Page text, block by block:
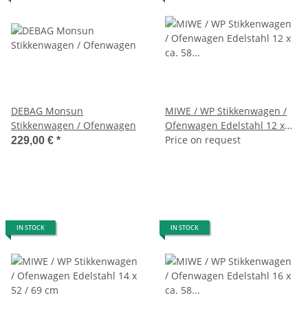
DEBAG Monsun
Stikkenwagen / Ofenwagen
229,00 € *
MIWE / WP Stikkenwagen /
Ofenwagen Edelstahl 12 x
ca. 58 x 78 cm
Price on request
IN STOCK IN STOCK